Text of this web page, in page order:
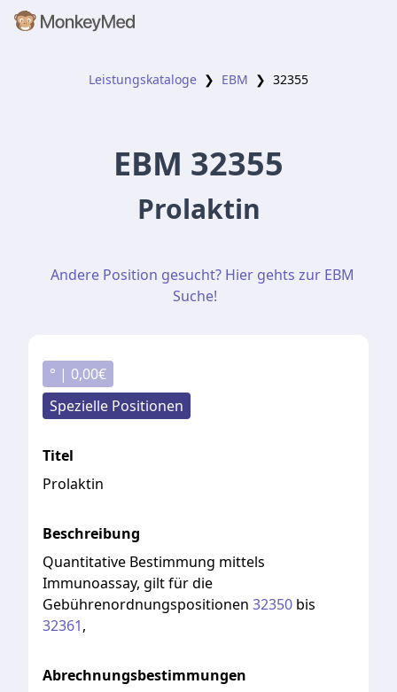
Leistungskataloge ❯ EBM ❯ 32355
EBM 32355
Prolaktin
Andere Position gesucht? Hier gehts zur EBM
Suche!
° | 0,00€
Spezielle Positionen
Titel
Prolaktin
Beschreibung
Quantitative Bestimmung mittels
Immunoassay, giltfürdie
Gebührenordnungspositionen 32350 bis
32361,
Abrechnungsbestimmungen